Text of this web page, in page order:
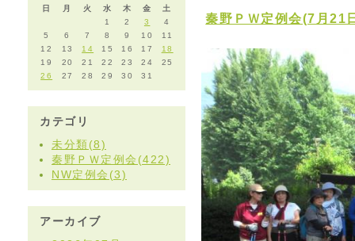
日 月 火 水 木 金
土
1
2 3
4
5
6 7 8 9 10
11
12
13 14 15 16 17
18
19
20 21 22 23 24
25
26
27 28 29 30 31
カテゴリ
未分類(8)
秦野ＰＷ定例会(422)
NW定例会(3)
アーカイブ
秦野ＰＷ定例会(7月21